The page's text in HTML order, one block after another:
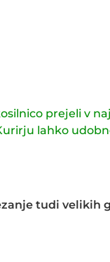
prejeli v
lahko
tudi velikih